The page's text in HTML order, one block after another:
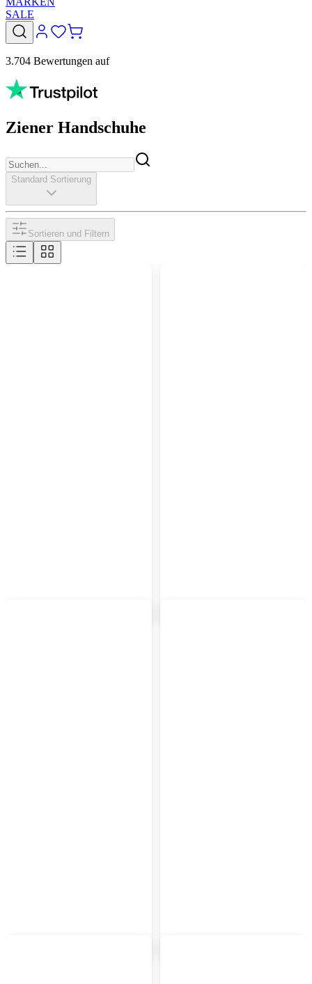
SALE
3.704 Bewertungen auf
Ziener Handschuhe
Standard Sortierung
Sortieren und Filtern